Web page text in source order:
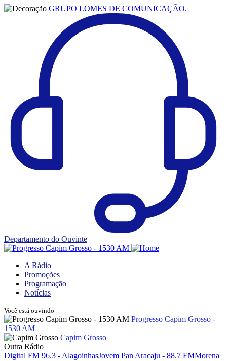
GRUPO LOMES DE COMUNICAÇÃO.
Departamento do Ouvinte
A Rádio
Promoções
Programação
Notícias
Você está ouvindo
Progresso Capim Grosso -
1530 AM
Capim Grosso
Outra Rádio
Digital FM 96.3 - AlagoinhasJovem Pan Aracaju - 88.7 FMMorena